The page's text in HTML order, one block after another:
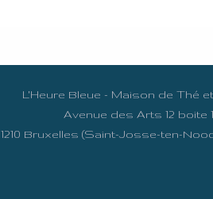
L'Heure Bleue - Maison de Thé
Avenue des Arts 12 boite
1210 Bruxelles (Saint-Josse-ten-